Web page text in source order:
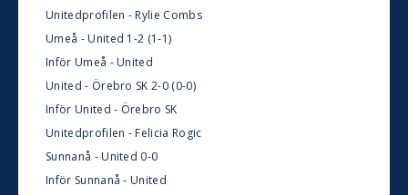
Unitedprofilen - Rylie Combs
Umeå - United 1-2 (1-1)
Inför Umeå - United
United - Örebro SK 2-0 (0-0)
Inför United - Örebro SK
Unitedprofilen - Felicia Rogic
Sunnanå - United 0-0
Inför Sunnanå - United